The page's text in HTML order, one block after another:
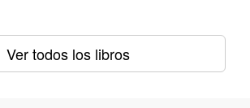
Ver todos los libros